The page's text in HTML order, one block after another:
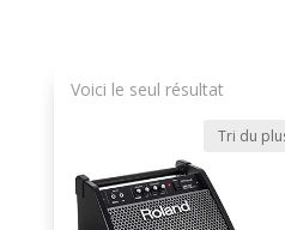
Voici le seul résultat